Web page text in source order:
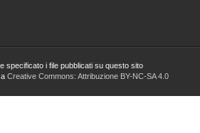
specificato i file pubblicati su questo sito
Creative Commons: Attribuzione BY-NC-SA 4.0